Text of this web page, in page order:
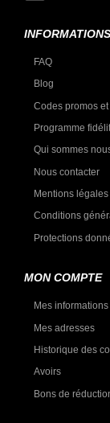
INFORMATIONS
FAQ
Blog
Codes promos
Programme
Qui sommes
Nous contacter
Mentions légales
Conditions
Protections
MON COMPTE
Mes informations
Mes adresses
Historique des
Avoirs
Bons de